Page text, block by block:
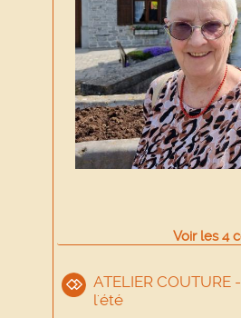
Voir les4
ATELIER
l'été